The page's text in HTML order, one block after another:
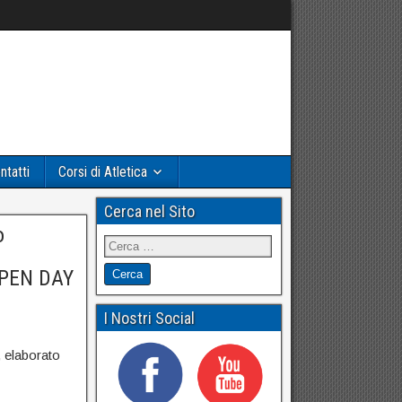
Corsi di Atletica
DAY
Cerca nel Sito
I Nostri Social